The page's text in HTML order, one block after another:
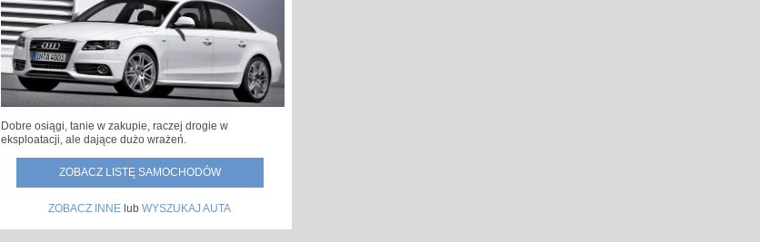
Dobre osiągi, tanie w zakupie, raczej drogie w
eksploatacji, ale dające dużo wrażeń.
ZOBACZ LISTĘ SAMOCHODÓW
ZOBACZ INNE lub WYSZUKAJ AUTA